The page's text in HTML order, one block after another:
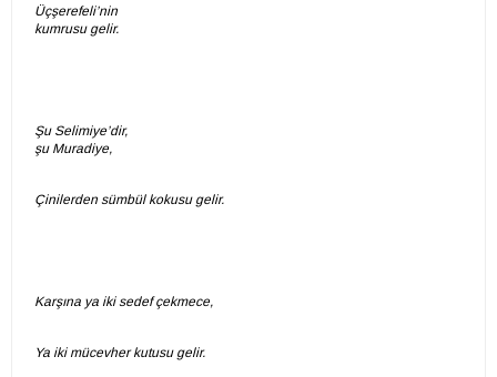
Üçşerefeli’nin
kumrusu gelir.
Şu Selimiye’dir,
şu Muradiye,
Çinilerden sümbül kokusu gelir.
Karşına ya iki sedef çekmece,
Ya iki mücevher kutusu gelir.